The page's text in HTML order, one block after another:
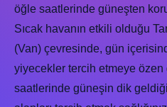
öğle saatlerinde güneşten
Sıcak havanın etkili olduğu
(Van) çevresinde, gün
yiyecekler tercih etmeye
saatlerinde güneşin dik